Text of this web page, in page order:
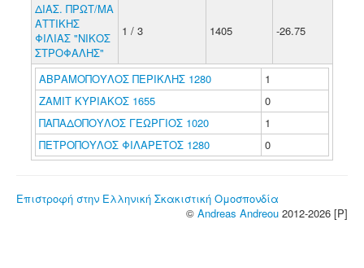
ΔΙΑΣ. ΠΡΩΤ/ΜΑ
ΑΤΤΙΚΗΣ
ΦΙΛΙΑΣ "ΝΙΚΟΣ
ΣΤΡΟΦΑΛΗΣ"
1 / 3 1405 -26.75
ΑΒΡΑΜΟΠΟΥΛΟΣ ΠΕΡΙΚΛΗΣ 1280
1
ΖΑΜΙΤ ΚΥΡΙΑΚΟΣ 1655
0
ΠΑΠΑΔΟΠΟΥΛΟΣ ΓΕΩΡΓΙΟΣ 1020
1
ΠΕΤΡΟΠΟΥΛΟΣ ΦΙΛΑΡΕΤΟΣ 1280
0
Επιστροφή στην Ελληνική Σκακιστική Ομοσπονδία
© Andreas Andreou 2012-2026 [P]